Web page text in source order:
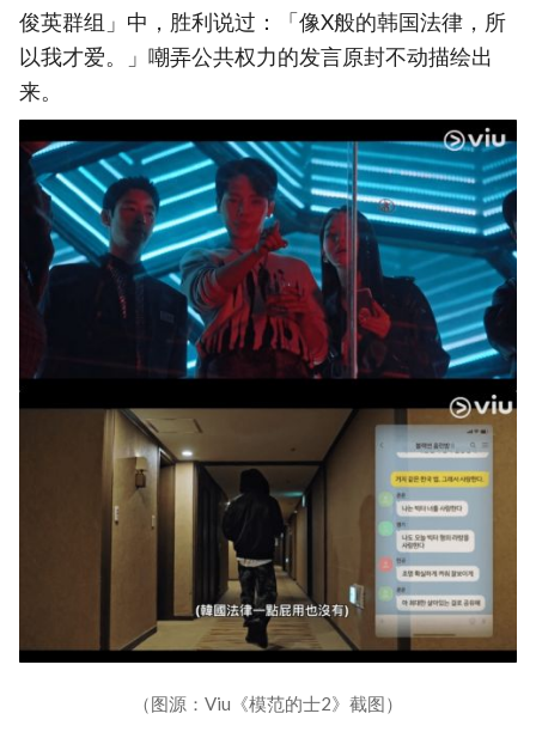
俊英群组」中，胜利说过：「像X般的韩国法律，所
以我才爱。」嘲弄公共权力的发言原封不动描绘出
来。
（图源：Viu《模范的士2》截图）